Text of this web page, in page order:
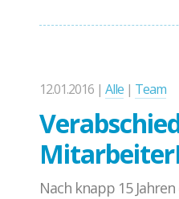
12.01.2016 | Alle | Team
Nach knapp 15